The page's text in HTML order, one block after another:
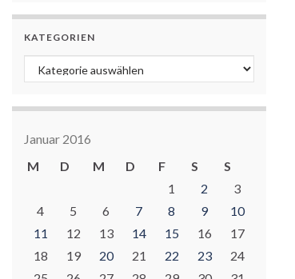
KATEGORIEN
Kategorien
Januar 2016
M
D M D F S
S
1
2
3
4
5 6 7 8 9
10
11
12 13 14 15 16
17
18
19 20 21 22 23
24